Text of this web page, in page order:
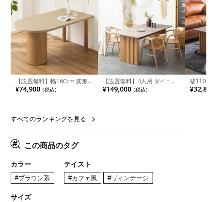
【設置無料】幅160cm 変形
半円 ダイニングテーブル モ
ルタル風 LENAS コンクリー
リア風 グレージュ
¥74,900 (税込)
【設置無料】4人用 ダイニン
グテーブルセット 5点 LUGA
セラミックテーブル おしゃれ
¥149,000 (税込)
幅110cm
木目調 リ
付き 長方
¥32,800
すべてのランキングを見る
この商品のタグ
カラー
#ブラウン系
テイスト
#カフェ風 #ヴィンテージ
サイズ